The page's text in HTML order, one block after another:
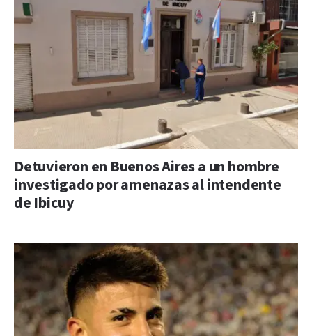
Detuvieron en Buenos Aires a un hombre
investigado por amenazas al intendente
de Ibicuy